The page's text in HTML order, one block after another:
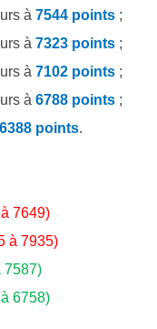
à 7544 points ;
à 7323 points ;
à 7102 points ;
à 6788 points ;
6388 points.
7649)
à 7935)
7587)
6758)